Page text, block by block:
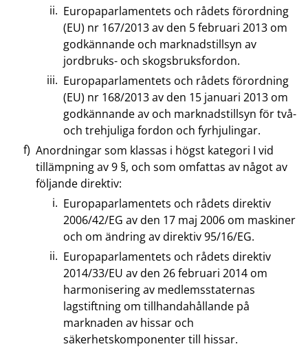
Europaparlamentets och rådets förordning
(EU) nr 167/2013 av den 5 februari 2013 om
godkännande och marknadstillsyn av
jordbruks- och skogsbruksfordon.
Europaparlamentets och rådets förordning
(EU) nr 168/2013 av den 15 januari 2013 om
godkännande av och marknadstillsyn för två-
och trehjuliga fordon och fyrhjulingar.
Anordningar som klassas i högst kategori I vid
tillämpning av 9 §, och som omfattas av något av
följande direktiv:
Europaparlamentets och rådets direktiv
2006/42/EG av den 17 maj 2006 om maskiner
och om ändring av direktiv 95/16/EG.
Europaparlamentets och rådets direktiv
2014/33/EU av den 26 februari 2014 om
harmonisering av medlemsstaternas
lagstiftning om tillhandahållande på
marknaden av hissar och
säkerhetskomponenter till hissar.